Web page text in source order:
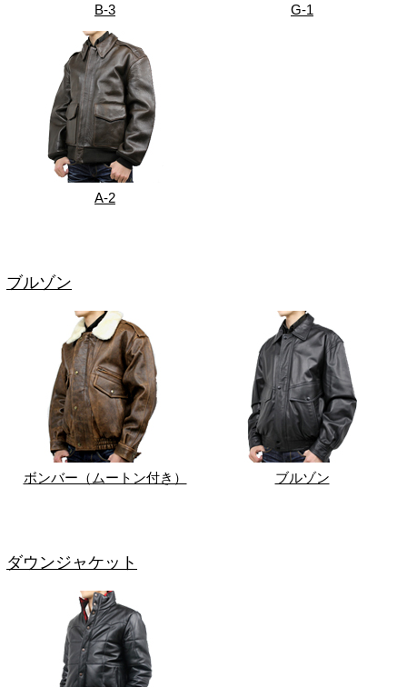
B-3 G-1
A-2
ブルゾン
ボンバー（ムートン付き） ブルゾン
ダウンジャケット